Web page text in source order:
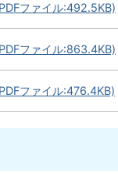
ファイル:492.5KB)
ファイル:863.4KB)
ファイル:476.4KB)